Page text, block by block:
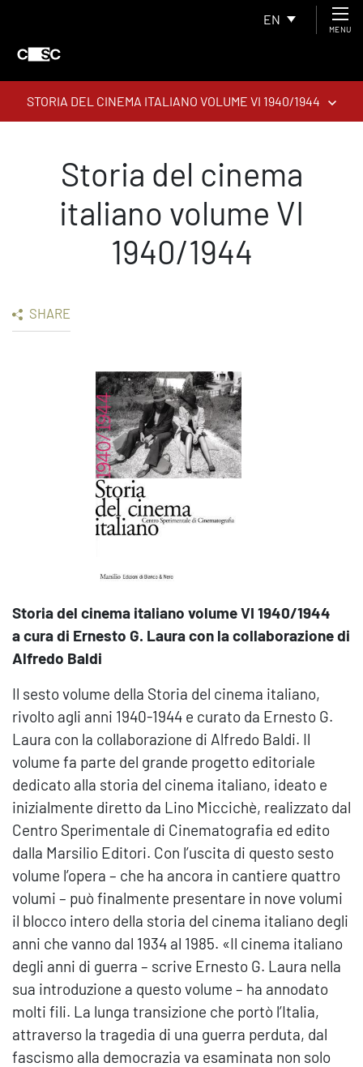
EN
MENU
STORIA DEL CINEMA ITALIANO VOLUME VI 1940/1944
Storia del cinema
italiano volume VI
1940/1944
SHARE
Storia del cinema italiano volume VI 1940/1944
a cura di Ernesto G. Laura con la collaborazione di
Alfredo Baldi
Il sesto volume della Storia del cinema italiano,
rivolto agli anni 1940-1944 e curato da Ernesto G.
Laura con la collaborazione di Alfredo Baldi. Il
volume fa parte del grande progetto editoriale
dedicato alla storia del cinema italiano, ideato e
inizialmente diretto da Lino Miccichè, realizzato dal
Centro Sperimentale di Cinematografia ed edito
dalla Marsilio Editori. Con l’uscita di questo sesto
volume l’opera – che ha ancora in cantiere quattro
volumi – può finalmente presentare in nove volumi
il blocco intero della storia del cinema italiano degli
anni che vanno dal 1934 al 1985. «Il cinema italiano
degli anni di guerra – scrive Ernesto G. Laura nella
sua introduzione a questo volume – ha annodato
molti fili. La lunga transizione che portò l’Italia,
attraverso la tragedia di una guerra perduta, dal
fascismo alla democrazia va esaminata non solo